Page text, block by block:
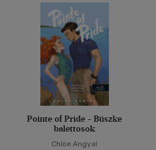
Pointe of Pride - Büszke
balettosok
Chloe Angyal